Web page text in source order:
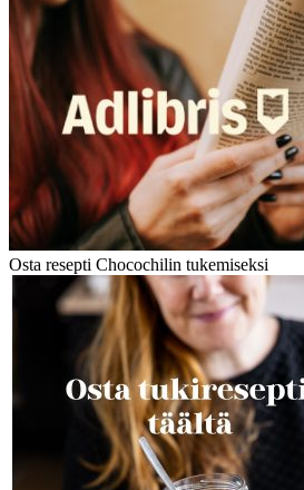
Osta resepti Chocochilin tukemiseksi